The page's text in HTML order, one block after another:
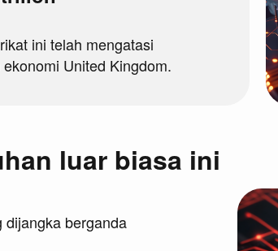
ini telah mengatasi
United Kingdom.
luar biasa ini
dijangka berganda